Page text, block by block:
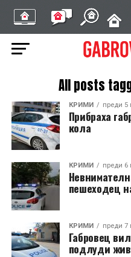
All posts
КРИМИ преди 5
Прибраха
кола
КРИМИ преди 6
пешеходец
КРИМИ преди 7
Габровец
подлуди